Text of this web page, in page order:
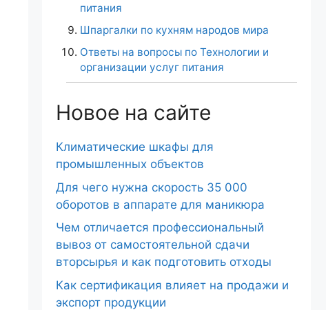
питания
Шпаргалки по кухням народов мира
Ответы на вопросы по Технологии и
организации услуг питания
Новое на сайте
Климатические шкафы для
промышленных объектов
Для чего нужна скорость 35 000
оборотов в аппарате для маникюра
Чем отличается профессиональный
вывоз от самостоятельной сдачи
вторсырья и как подготовить отходы
Как сертификация влияет на продажи и
экспорт продукции